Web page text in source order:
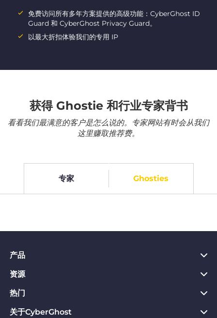
免费访问所有多年方案提供的高级功能：CyberGhost ID
Guard 和 CyberGhost Privacy Guard。
以最大折扣体验我们的专用 IP
获得 Ghostie 和行业专家背书
看看我们最满意的客户是怎么说的。专家网站有时会从我们
这里赚取推荐费。
专家 Ghosties
产品
PC VPN应用
Chrome VPN应用
Mac VPN应用
资源
VPN是什么
Privacy Hub
热门
CyberGhost VPN评价
关于CyberGhost